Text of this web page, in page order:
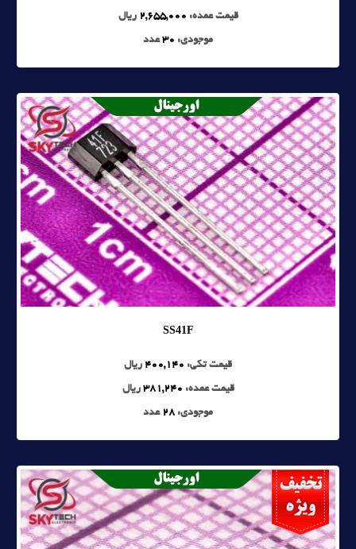
قیمت عمده: 2,655,000 ریال
موجودی: 30عدد
SS41F
قیمت تکی: 400,140 ریال
قیمت عمده: 381,240 ریال
موجودی: 28 عدد